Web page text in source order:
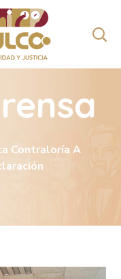
Contraloría A